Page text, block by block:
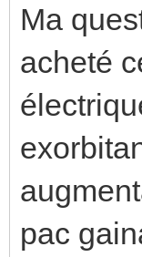
Ma
acheté
pac